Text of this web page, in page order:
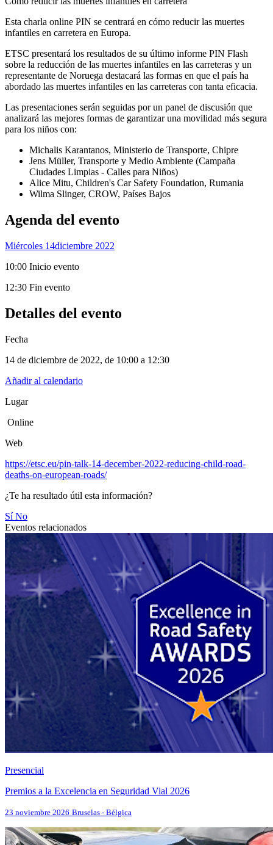
Esta charla online PIN se centrará en cómo reducir las muertes
infantiles en carretera en Europa.
ETSC presentará los resultados de su último informe PIN Flash
sobre la reducción de las muertes infantiles en las carreteras y un
representante de Noruega destacará las formas en que el país ha
abordado las muertes infantiles en las carreteras con tanta eficacia.
Las presentaciones serán seguidas por un panel de discusión que
analizará las mejores formas de garantizar una movilidad más segura
para los niños con:
Michalis Karantanos, Ministerio de Transporte, Chipre
Jens Müller, Transporte y Medio Ambiente (Campaña
Ciudades Limpias - Calles para Niños)
Alice Mitu, Children's Car Safety Foundation, Rumania
Wilma Slinger, CROW, Países Bajos
Agenda del evento
Miércoles 14Diciembre 2022
10:00 Inicio evento
12:30 Fin evento
Detalles del evento
Fecha
14 de diciembre de 2022, de 10:00 a 12:30
Añadir al calendario
Lugar
Online
Web
https://etsc.eu/pin-talk-14-december-2022-reducing-child-road-
deaths-on-european-roads/
¿Te ha resultado útil esta información?
SíNo
Eventos relacionados
Presencial
Premios a la Excelencia en Seguridad Vial 2026
23 noviembre 2026 Bruselas - Bélgica